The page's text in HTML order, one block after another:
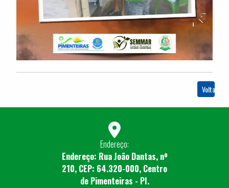
Voltar
Endereço:
Endereço: Rua João Dantas, nº
210, CEP: 64.320-000, Centro
de Pimenteiras - PI.